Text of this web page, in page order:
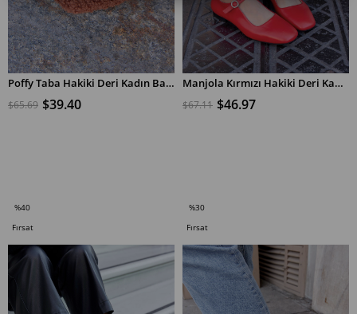
Poffy Taba Hakiki Deri Kadın Babet
$39.40
$65.69
%40
İndirim
Fırsat
Ürünü
Manjola Kırmızı Hakiki Deri Kadın Babet
$46.97
$67.11
%30
İndirim
Fırsat
Ürünü